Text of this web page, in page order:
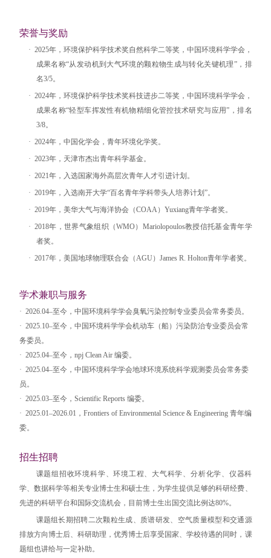
荣誉与奖励
· 2025年，环境保护科学技术奖自然科学二等奖，中国环境科学学会，
成果名称“从发动机到大气环境的颗粒物生成与转化关键机理”，排
名3/5。
· 2024年，环境保护科学技术奖科技进步二等奖，中国环境科学学会，
成果名称“轻型车挥发性有机物精细化管控技术研究与应用” ，排名
3/8。
· 2024年，中国化学会，青年环境化学奖。
· 2023年，天津市杰出青年科学基金。
· 2021年，入选国家海外高层次青年人才引进计划。
· 2019年，入选南开大学“百名青年学科带头人培养计划”。
· 2019年，美华大气与海洋协会（COAA ） Yuxiang青年学者奖。
· 2018年，世界气象组织（WMO） Mariolopoulos教授信托基金青年学
者奖。
· 2017年，美国地球物理联合会（ AGU） James R. Holton青年学者奖。
学术兼职与服务
· 2026.04–至今，中国环境科学学会臭氧污染控制专业委员会常务委员。
· 2025.10–至今，中国环境科学学会机动车（船）污染防治专业委员会常
务委员。
· 2025.04–至今， npj Clean Air 编委。
· 2025.04–至今，中国环境科学学会地球环境系统科学观测委员会常务委
员。
· 2025.03–至今， Scientific Reports 编委。
· 2025.01–2026.01 ， Frontiers of Environmental Science & Engineering 青年编
委。
招生招聘
课题组招收环境科学、环境工程、大气科学、分析化学、仪器科
学、数据科学等相关专业博士生和硕士生，为学生提供足够的科研经费、
先进的科研平台和国际交流机会，目前博士生出国交流比例达80%。
课题组长期招聘二次颗粒生成、质谱研发、空气质量模型和交通源
排放方向博士后、科研助理，优秀博士后享受国家、学校待遇的同时，课
题组也讲给与一定补助。